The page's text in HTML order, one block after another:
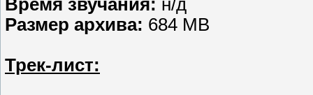
Время звучания: н/д
Размер архива: 684 MB
Трек-лист: